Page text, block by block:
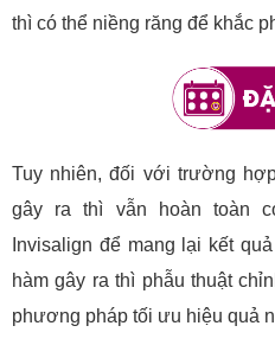
thì có thể niềng răng để khắc
Tuy nhiên, đối với trường
gây ra thì vẫn hoàn toàn
Invisalign để mang lại kết
hàm gây ra thì phẫu thuật
phương pháp tối ưu hiệu quả